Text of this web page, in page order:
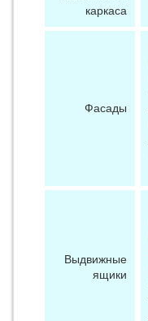
каркаса
Фасады
Выдвижные
ящики